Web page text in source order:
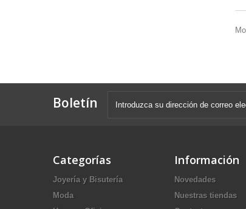
Boletín
Categorías
Joyería y Bisutería
Moda
Información
Novedades
Nuestras tiendas